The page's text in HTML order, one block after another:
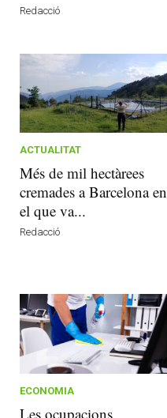
Redacció
ACTUALITAT
Més de mil hectàrees
cremades a Barcelona en
el que va...
Redacció
ECONOMIA
Les ocupacions